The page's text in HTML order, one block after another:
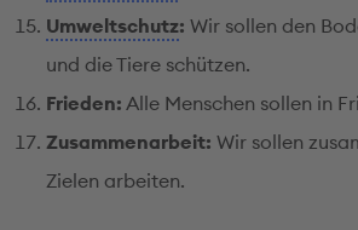
Umweltschutz: Wir sollen den
und die Tiere schützen.
Frieden: Alle Menschen sollen in
Zusammenarbeit: Wir sollen
Zielen arbeiten.